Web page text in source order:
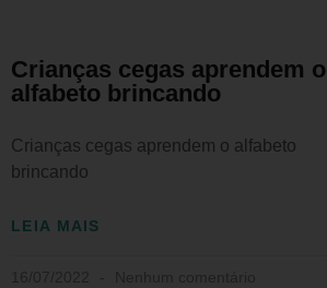
Crianças cegas aprendem o
alfabeto brincando
Crianças cegas aprendem o alfabeto
brincando
LEIA MAIS